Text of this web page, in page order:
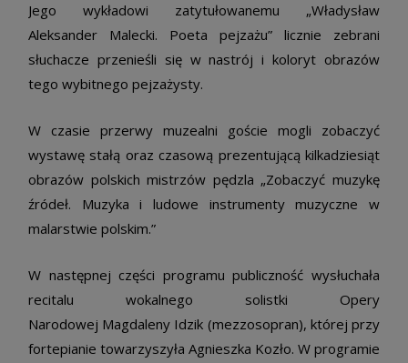
Jego wykładowi zatytułowanemu „Władysław
Aleksander Malecki. Poeta pejzażu” licznie zebrani
słuchacze przenieśli się w nastrój i koloryt obrazów
tego wybitnego pejzażysty.
W czasie przerwy muzealni goście mogli zobaczyć
wystawę stałą oraz czasową prezentującą kilkadziesiąt
obrazów polskich mistrzów pędzla „Zobaczyć muzykę
źródeł. Muzyka i ludowe instrumenty muzyczne w
malarstwie polskim.”
W następnej części programu publiczność wysłuchała
recitalu wokalnego solistki Opery
Narodowej Magdaleny Idzik (mezzosopran), której przy
fortepianie towarzyszyła Agnieszka Kozło. W programie